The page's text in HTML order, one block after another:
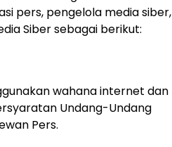
pers, pengelola media siber,
Siber sebagai berikut:
wahana internet dan
Undang-Undang
Pers.